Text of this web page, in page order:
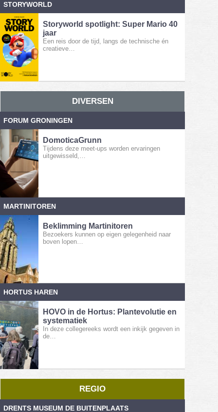
STORYWORLD
Storyworld spotlight: Super Mario 40
jaar
Een reis door de tijd, langs de technische én
creatieve…
DIVERSEN
FORUM GRONINGEN
DomoticaGrunn
Tijdens deze meet-ups worden ervaringen
uitgewisseld,…
MARTINITOREN
Beklimming Martinitoren
Bezoekers kunnen op eigen gelegenheid naar
boven lopen…
HORTUS HAREN
HOVO in de Hortus: Plantevolutie en
systematiek
In deze collegereeks wordt een inkijk gegeven in
de…
REGIO
DRENTS MUSEUM DE BUITENPLAATS